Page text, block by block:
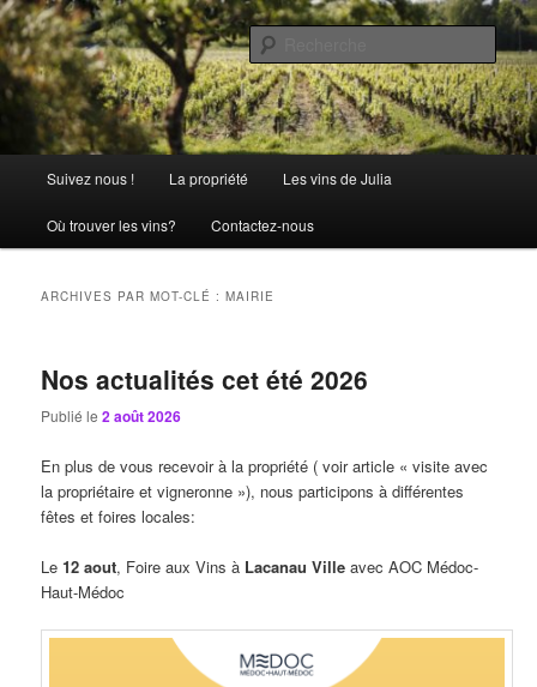
Aller
au
contenu
principal
Aller
au
contenu
secondaireChâteau Julia
La passion comme tradition
principal
Suivez nous ! La propriété Les vins de Julia
Où trouver les vins? Contactez-nous
ARCHIVES PAR MOT-CLÉ :MAIRIE
Nos actualités cet été 2026
Publié le2 août 2026
En plus de vous recevoir à la propriété ( voir article « visite avec
la propriétaire et vigneronne »), nous participons à différentes
fêtes et foires locales:
Le12 aout, Foire aux Vins à Lacanau Ville avec AOC Médoc-
Haut-Médoc